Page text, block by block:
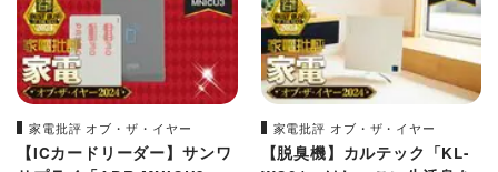
家電批評 オブ・ザ・イヤー
【ICカードリーダー】サンワ
家電批評 オブ・ザ・イヤー
【脱臭機】カルテック「KL-